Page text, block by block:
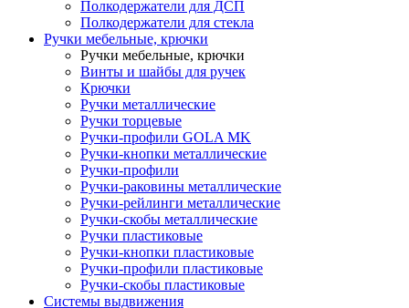
Полкодержатели для ДСП
Полкодержатели для стекла
Ручки мебельные, крючки
Ручки мебельные, крючки
Винты и шайбы для ручек
Крючки
Ручки металлические
Ручки торцевые
Ручки-профили GOLA MK
Ручки-кнопки металлические
Ручки-профили
Ручки-раковины металлические
Ручки-рейлинги металлические
Ручки-скобы металлические
Ручки пластиковые
Ручки-кнопки пластиковые
Ручки-профили пластиковые
Ручки-скобы пластиковые
Системы выдвижения